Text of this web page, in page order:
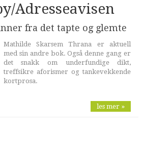
Adresseavisen
fra det tapte og glemte
Mathilde Skarsem Thrana er aktuell
med sin andre bok. Også denne gang er
det snakk om underfundige dikt,
treffsikre aforismer og tankevekkende
kortprosa.
les mer »